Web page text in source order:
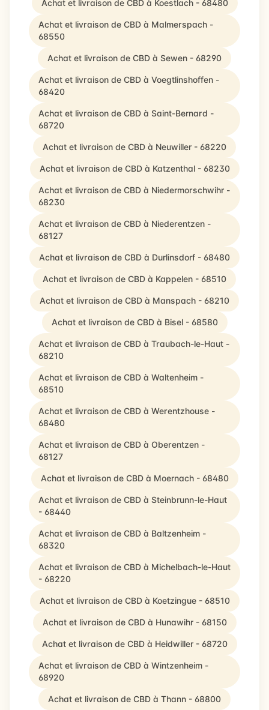
Achat et livraison de CBD à Koestlach - 68480
Achat et livraison de CBD à Malmerspach -
68550
Achat et livraison de CBD à Sewen - 68290
Achat et livraison de CBD à Voegtlinshoffen -
68420
Achat et livraison de CBD à Saint-Bernard -
68720
Achat et livraison de CBD à Neuwiller - 68220
Achat et livraison de CBD à Katzenthal - 68230
Achat et livraison de CBD à Niedermorschwihr -
68230
Achat et livraison de CBD à Niederentzen -
68127
Achat et livraison de CBD à Durlinsdorf - 68480
Achat et livraison de CBD à Kappelen - 68510
Achat et livraison de CBD à Manspach - 68210
Achat et livraison de CBD à Bisel - 68580
Achat et livraison de CBD à Traubach-le-Haut -
68210
Achat et livraison de CBD à Waltenheim -
68510
Achat et livraison de CBD à Werentzhouse -
68480
Achat et livraison de CBD à Oberentzen -
68127
Achat et livraison de CBD à Moernach - 68480
Achat et livraison de CBD à Steinbrunn-le-Haut
- 68440
Achat et livraison de CBD à Baltzenheim -
68320
Achat et livraison de CBD à Michelbach-le-Haut
- 68220
Achat et livraison de CBD à Koetzingue - 68510
Achat et livraison de CBD à Hunawihr - 68150
Achat et livraison de CBD à Heidwiller - 68720
Achat et livraison de CBD à Wintzenheim -
68920
Achat et livraison de CBD à Thann - 68800